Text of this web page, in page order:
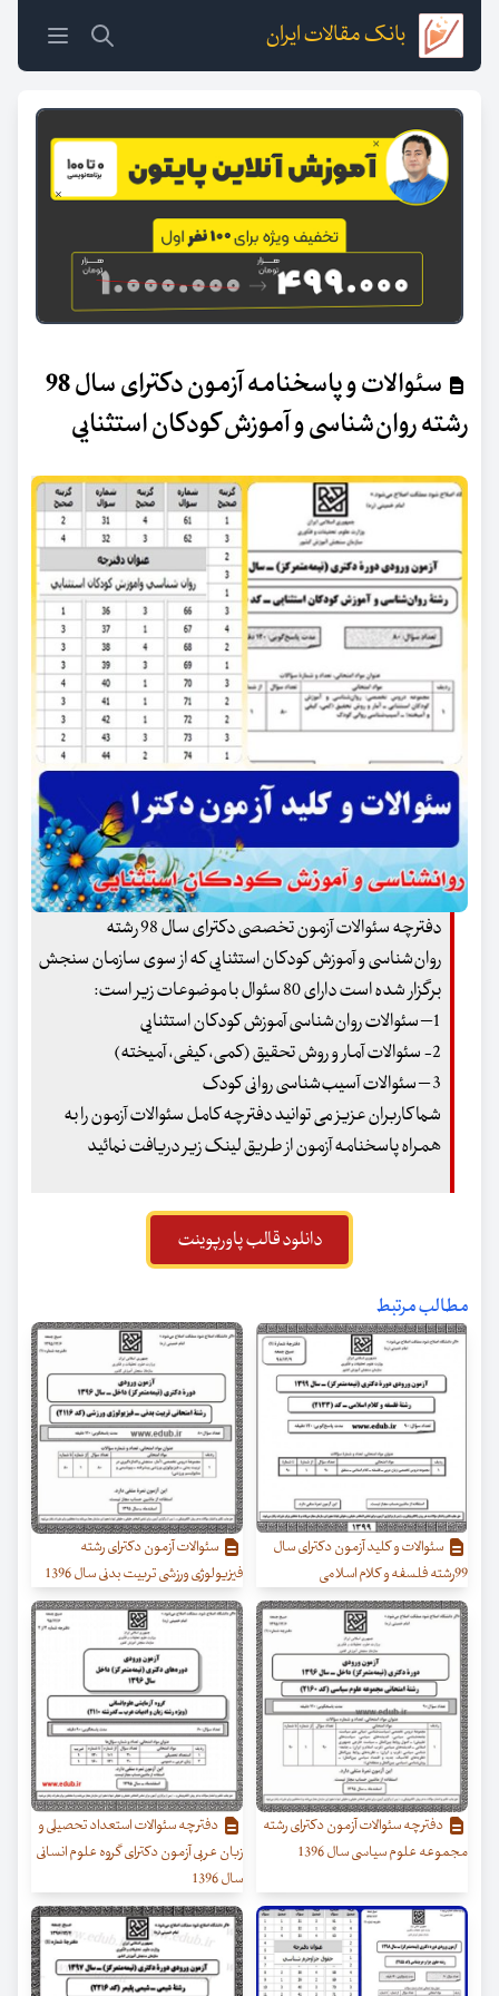
بانک مقالات ایران
سئوالات و پاسخنامه آزمون دکترای سال 98
رشته روان‌شناسی و آموزش کودکان استثنایی
دفترچه سئوالات آزمون تخصصی دکترای سال 98 رشته
روان‌شناسی و آموزش کودکان استثنایی که از سوی سازمان سنجش
برگزار شده است دارای 80 سئوال با موضوعات زیر است:
1– سئوالات روان‌شناسی آموزش کودکان استثنایی
2- سئوالات آمار و روش تحقیق (کمی، کیفی، آمیخته)
3 – سئوالات آسیب‌شناسی روانی کودک
شما کاربران عزیز می توانید دفترچه کامل سئوالات آزمون را به
همراه پاسخنامه آزمون از طریق لینک زیر دریافت نمائید
دانلود قالب پاورپوینت
مطالب مرتبط
سئوالات و کلید آزمون دکترای سال
99رشته فلسفه و کلام اسلامی
سئوالات آزمون دکترای رشته
فیزیولوژی ورزشی تربیت بدنی سال 1396
دفترچه سئوالات آزمون دکترای رشته
مجموعه علوم سیاسی سال 1396
دفترچه سئوالات استعداد تحصیلی و
زبان عربی آزمون دکترای گروه علوم انسانی
سال 1396